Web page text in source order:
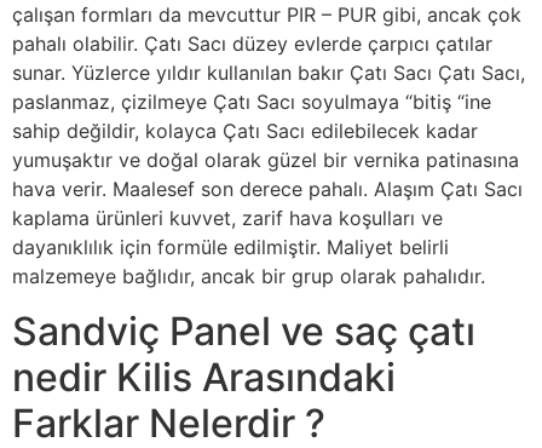
çalışan formları da mevcuttur PIR – PUR gibi, ancak çok
pahalı olabilir. Çatı Sacı düzey evlerde çarpıcı çatılar
sunar. Yüzlerce yıldır kullanılan bakır Çatı Sacı Çatı Sacı,
paslanmaz, çizilmeye Çatı Sacı soyulmaya “bitiş “ine
sahip değildir, kolayca Çatı Sacı edilebilecek kadar
yumuşaktır ve doğal olarak güzel bir vernika patinasına
hava verir. Maalesef son derece pahalı. Alaşım Çatı Sacı
kaplama ürünleri kuvvet, zarif hava koşulları ve
dayanıklılık için formüle edilmiştir. Maliyet belirli
malzemeye bağlıdır, ancak bir grup olarak pahalıdır.
Sandviç Panel ve saç çatı
nedir Kilis Arasındaki
Farklar Nelerdir ?